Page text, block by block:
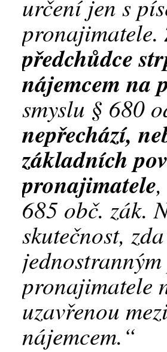
určení jen s
pronajimatele.
předchůdce
nájemcem na
smyslu § 680
nepřechází,
základních
pronajimatele
685 obč. zák.
skutečnost,
pronajimatele
uzavřenou
nájemcem.“